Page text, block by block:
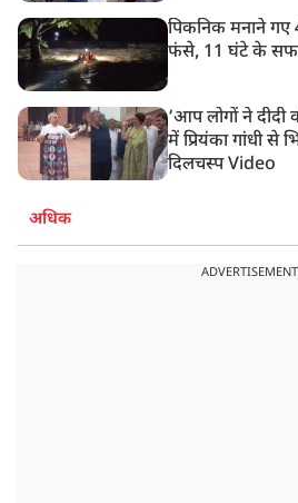
पिकनिक मनाने
फंसे, 11 घंटे के
‘आप लोगों ने
में प्रियंका गांधी
दिलचस्प Video
अधिक
ADVERTISEMENT